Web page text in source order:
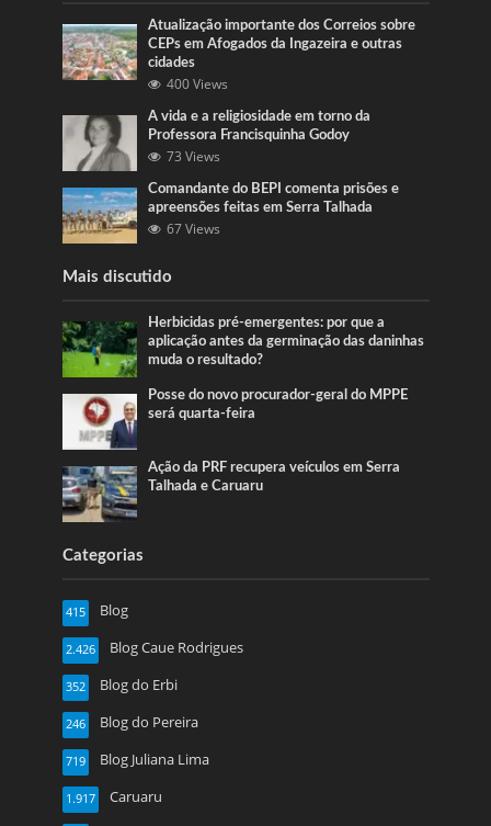
Atualização importante dos Correios sobre
CEPs em Afogados da Ingazeira e outras
cidades
400 Views
A vida e a religiosidade em torno da
Professora Francisquinha Godoy
73 Views
Comandante do BEPI comenta prisões e
apreensões feitas em Serra Talhada
67 Views
Mais discutido
Herbicidas pré-emergentes: por que a
aplicação antes da germinação das daninhas
muda o resultado?
Posse do novo procurador-geral do MPPE
será quarta-feira
Ação da PRF recupera veículos em Serra
Talhada e Caruaru
Categorias
Blog
415
Blog Caue Rodrigues
2.426
Blog do Erbi
352
Blog do Pereira
246
Blog Juliana Lima
719
Caruaru
1.917